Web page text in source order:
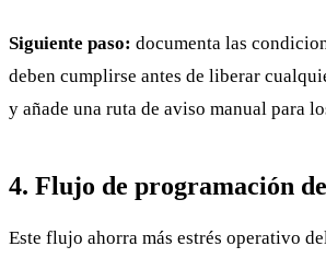
Siguiente paso: documenta las
deben cumplirse antes de liberar
y añade una ruta de aviso manual para
4. Flujo de programación
Este flujo ahorra más estrés operativo